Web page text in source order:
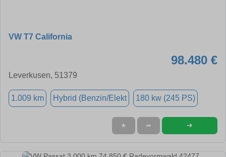
VW T7 California
98.480 €
Leverkusen, 51379
1.009 km Hybrid (Benzin/Elekt 180 kw (245 PS)
★ ➦ ➜